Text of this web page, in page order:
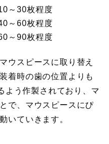
～30枚程度
～60枚程度
～90枚程度
ウスピースに取り替え
着時の歯の位置よりも
よう作製されており、マ
で、マウスピースにぴ
いていきます。